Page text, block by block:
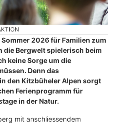
2026 für Familien zum
die Bergwelt spielerisch beim
keine Sorge um die
Denn das
den Kitzbüheler Alpen sorgt
Ferienprogramm für
in der Natur.
mit anschliessendem